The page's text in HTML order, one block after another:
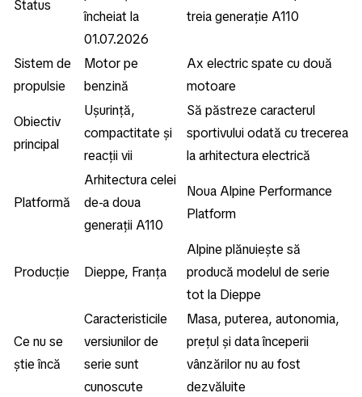
Status
încheiat la
01.07.2026
treia generație A110
Sistem de
propulsie
Motor pe
benzină
Ax electric spate cu două
motoare
Obiectiv
principal
Ușurință,
compactitate și
reacții vii
Să păstreze caracterul
sportivului odată cu trecerea
la arhitectura electrică
Platformă
Arhitectura celei
de-a doua
generații A110
Noua Alpine Performance
Platform
Producție Dieppe, Franța
Alpine plănuiește să
producă modelul de serie
tot la Dieppe
Ce nu se
știe încă
Caracteristicile
versiunilor de
serie sunt
cunoscute
Masa, puterea, autonomia,
prețul și data începerii
vânzărilor nu au fost
dezvăluite